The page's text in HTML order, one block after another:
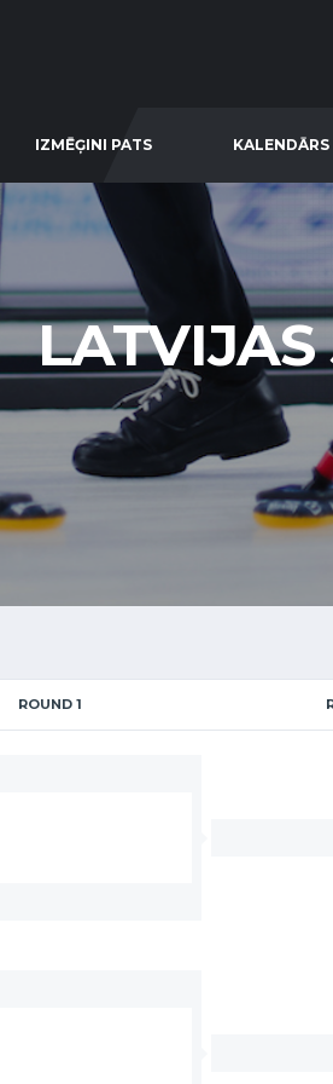
IZMĒĢINI PATS KALENDĀRS
ROUND 1